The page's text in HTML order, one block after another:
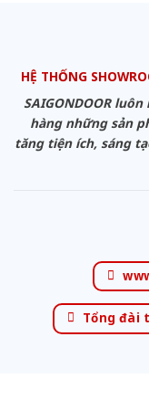
HỆ THỐNG
SAIGONDOOR
hàng những sản
tăng tiện ích, sáng
Tổng đài